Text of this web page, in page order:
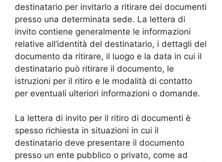
destinatario per invitarlo a ritirare dei documenti
presso una determinata sede. La lettera di
invito contiene generalmente le informazioni
relative all’identità del destinatario, i dettagli del
documento da ritirare, il luogo e la data in cui il
destinatario può ritirare il documento, le
istruzioni per il ritiro e le modalità di contatto
per eventuali ulteriori informazioni o domande.
La lettera di invito per il ritiro di documenti è
spesso richiesta in situazioni in cui il
destinatario deve presentare il documento
presso un ente pubblico o privato, come ad